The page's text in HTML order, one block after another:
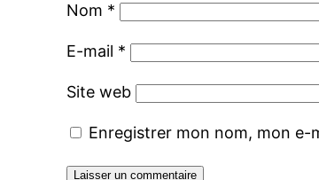
Nom *
E-mail *
Site web
Enregistrer mon nom, mon e-